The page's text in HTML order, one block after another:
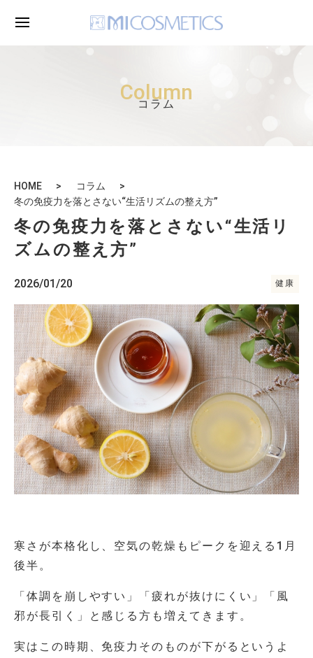
Column
コラム
HOME
コラム
冬の免疫力を落とさない“生活リズムの整え方”
冬の免疫力を落とさない“生活リ
ズムの整え方”
2026/01/20 健康
寒さが本格化し、空気の乾燥もピークを迎える1月
後半。
「体調を崩しやすい」「疲れが抜けにくい」「風
邪が長引く」と感じる方も増えてきます。
実はこの時期、免疫力そのものが下がるというよ